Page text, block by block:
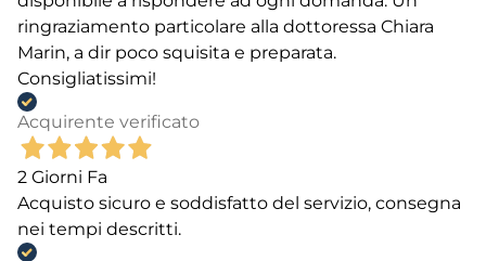
ringraziamento particolare alla dottoressa Chiara
Marin, a dir poco squisita e preparata.
Consigliatissimi!
Acquirente verificato
2 Giorni Fa
Acquisto sicuro e soddisfatto del servizio, consegna
nei tempi descritti.